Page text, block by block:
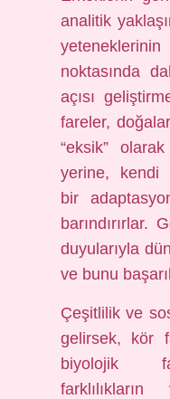
analitik
noktasında
açısı
fareler,
“eksik”
yerine, kendi
bir
barındırırlar.
duyularıyla
ve bunu
Çeşitlilik ve
gelirsek, kör
biyolojik